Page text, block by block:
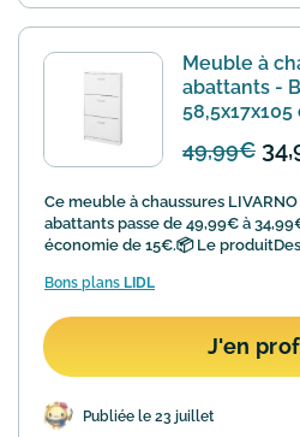
Meuble à
abattants -
49,99€
Ce meuble à chaussures
abattants passe de 49,99€ à
économie de 15€.📦 Le
Bons plans LIDL
J'en
Publiée le 23 juillet